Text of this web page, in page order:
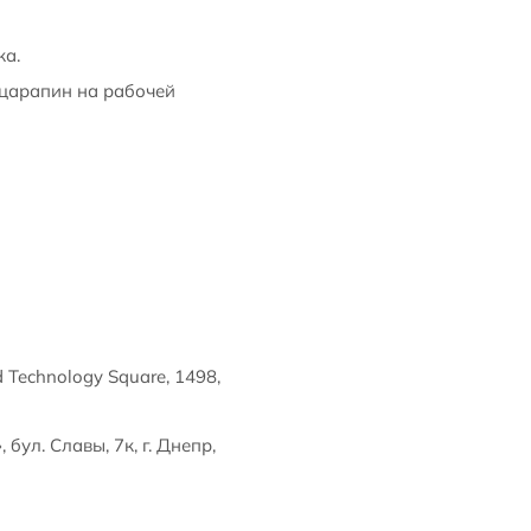
на рабочей
Square, 1498,
Славы, 7к, г. Днепр,